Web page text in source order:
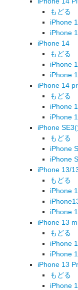
もどる
iPhone
iPhone
iPhone 14
もどる
iPhone
iPhone
iPhone 14
もどる
iPhone
iPhone
iPhone
もどる
iPhone
iPhone
iPhone 13/
もどる
iPhone
iPhone
iPhone 13
もどる
iPhone
iPhone
iPhone 13
もどる
iPhone